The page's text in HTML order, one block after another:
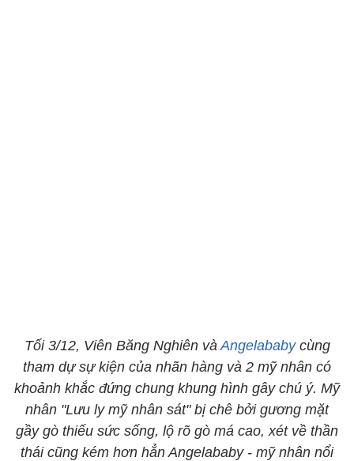
Tối 3/12, Viên Băng Nghiên vàAngelababycùng
tham dự sự kiện của nhãn hàng và 2 mỹ nhân có
khoảnh khắc đứng chung khung hình gây chú ý. Mỹ
nhân "Lưu ly mỹ nhân sát" bị chê bởi gương mặt
gầy gò thiếu sức sống, lộ rõ gò má cao, xét về thần
thái cũng kém hơn hẳn Angelababy - mỹ nhân nổi